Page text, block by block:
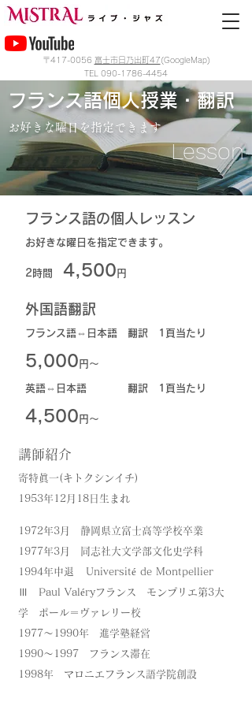
〒417-0056 富士市日乃出町47 (GoogleMap)
TEL 090-1786-4454
フランス語個人授業・翻訳
お好きな曜日を指定できます
Lesson
フランス語の個人レッスン
お好きな曜日を指定できます。
2時間 4,500 円
外国語翻訳
フランス語⇔日本語 翻訳 1頁当たり
5,000 円～
英語⇔日本語 翻訳 1頁当たり
4,500 円～
講師紹介
寄特眞一(キトクシンイチ)
1953年12月18日生まれ
1972年3月 静岡県立富士高等学校卒業
1977年3月 同志社大文学部文化史学科
1994年中退 Université de Montpellier
Ⅲ Paul Valéryフランス モンプリエ第3大
学 ポール＝ヴァレリー校
1977～1990年 進学塾経営
1990～1997 フランス滞在
1998年 マロニエフランス語学院創設